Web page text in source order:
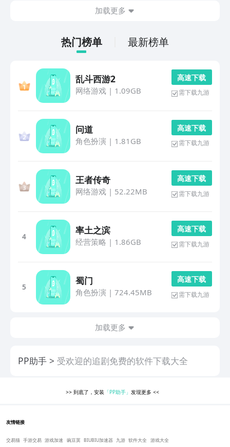
加载更多
热门榜单 最新榜单
乱斗西游2
网络游戏| 1.09GB
高 速 下 载
需下载九游
问道
角色扮演 | 1.81GB
高 速 下 载
需下载九游
王者传奇
网络游戏| 52.22MB
高 速 下 载
需下载九游
4
率土之滨
经营策略 | 1.86GB
高 速 下 载
需下载九游
5
蜀门
角色扮演 | 724.45MB
高 速 下 载
需下载九游
加载更多
PP助手 受欢迎的追剧免费的软件下载大全
>> 到底了，安装 「PP助手」发现更多<<
友情链接
交易猫 手游交易 游戏加速 豌豆荚 BIUBIU加速器 九游 软件大全 游戏大全